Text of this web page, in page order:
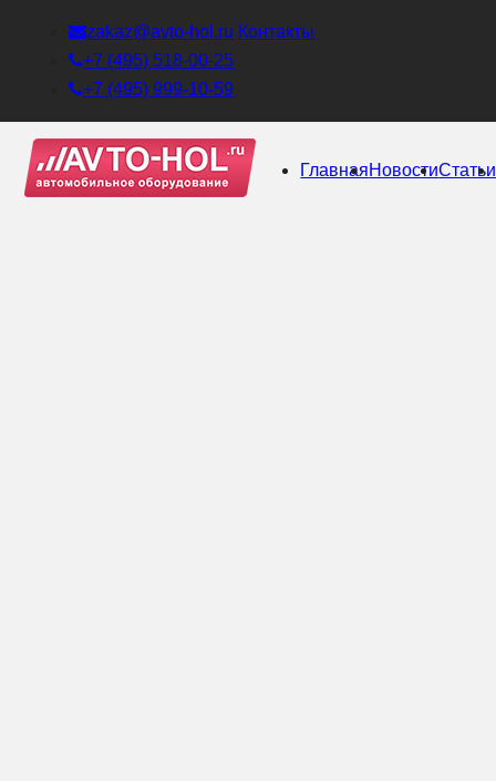
zakaz@avto-hol.ru Контакты
+7 (495) 518-00-25
+7 (495) 999-10-59
ГлавнаяНовостиСтатьи